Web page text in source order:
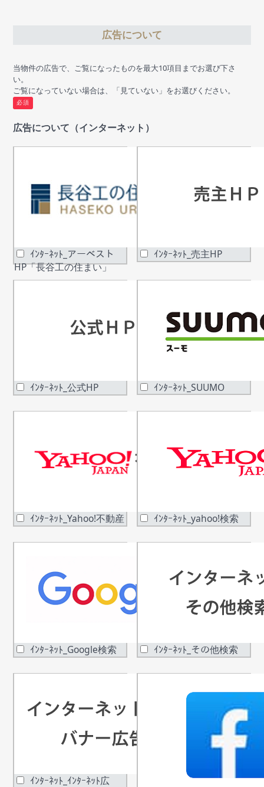
広告について
当物件の広告で、ご覧になったものを最大10項目までお選び下さ
い。
ご覧になっていない場合は、「見ていない」をお選びください。
必須
広告について（インターネット）
ｲﾝﾀｰﾈｯﾄ_アーベスト
HP「長谷工の住まい」
ｲﾝﾀｰﾈｯﾄ_売主HP
ｲﾝﾀｰﾈｯﾄ_公式HP ｲﾝﾀｰﾈｯﾄ_SUUMO
ｲﾝﾀｰﾈｯﾄ_Yahoo!不動産 ｲﾝﾀｰﾈｯﾄ_yahoo!検索
ｲﾝﾀｰﾈｯﾄ_Google検索 ｲﾝﾀｰﾈｯﾄ_その他検索
ｲﾝﾀｰﾈｯﾄ_ｲﾝﾀｰﾈｯﾄ広